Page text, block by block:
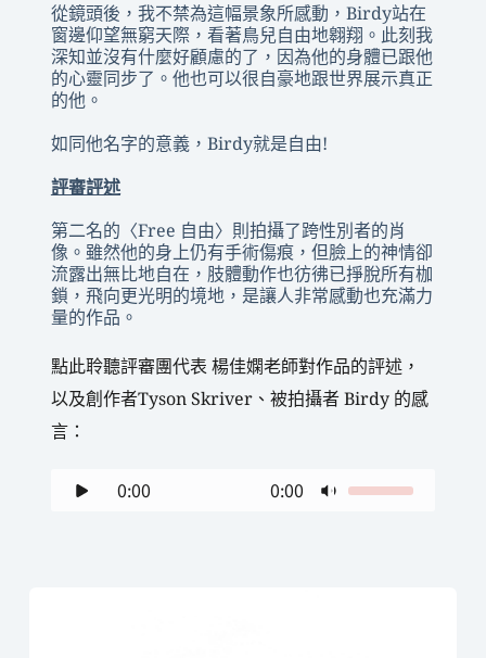
從鏡頭後，我不禁為這幅景象所感動，Birdy站在
窗邊仰望無窮天際，看著鳥兒自由地翱翔。此刻我
深知並沒有什麼好顧慮的了，因為他的身體已跟他
的心靈同步了。他也可以很自豪地跟世界展示真正
的他。
如同他名字的意義，Birdy就是自由!
評審評述
第二名的〈Free 自由〉則拍攝了跨性別者的肖
像。雖然他的身上仍有手術傷痕，但臉上的神情卻
流露出無比地自在，肢體動作也彷彿已掙脫所有枷
鎖，飛向更光明的境地，是讓人非常感動也充滿力
量的作品。
點此聆聽評審團代表 楊佳嫻老師對作品的評述，
以及創作者Tyson Skriver、被拍攝者 Birdy 的感
言：
0:00 0:00